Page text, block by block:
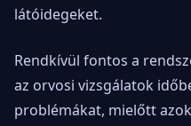
látóidegeket.
Rendkívül fontos a
az orvosi vizsgálatok
problémákat, mielőtt